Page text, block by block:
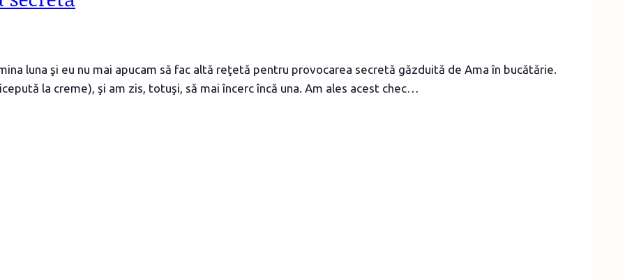
luna şi eu nu mai apucam să fac altă reţetă pentru provocarea secretă găzduită de Ama în bucătărie.
la creme), şi am zis, totuşi, să mai încerc încă una. Am ales acest chec…